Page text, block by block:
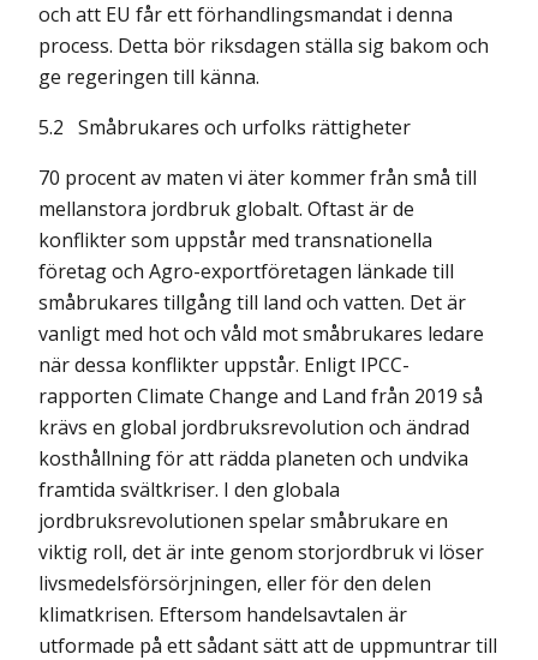
och att EU får ett förhandlingsmandat i denna
process. Detta bör riksdagen ställa sig bakom och
ge regeringen till känna.
5.2 Småbrukares och urfolks rättigheter
70 procent av maten vi äter kommer från små till
mellanstora jordbruk globalt. Oftast är de
konflikter som uppstår med transnationella
företag och Agro-exportföretagen länkade till
småbrukares tillgång till land och vatten. Det är
vanligt med hot och våld mot små­brukares ledare
när dessa konflikter uppstår. Enligt IPCC-
rapporten Climate Change and Land från 2019 så
krävs en global jordbruksrevolution och ändrad
kosthållning för att rädda planeten och undvika
framtida svältkriser. I den globala
jordbruksrevolutionen spelar småbrukare en
viktig roll, det är inte genom storjordbruk vi löser
livsmedelsförsörj­ningen, eller för den delen
klimatkrisen. Eftersom handelsavtalen är
utformade på ett sådant sätt att de uppmuntrar till